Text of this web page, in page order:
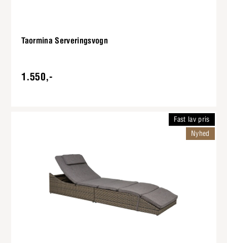
Taormina Serveringsvogn
1.550,-
Fast lav pris
Nyhed